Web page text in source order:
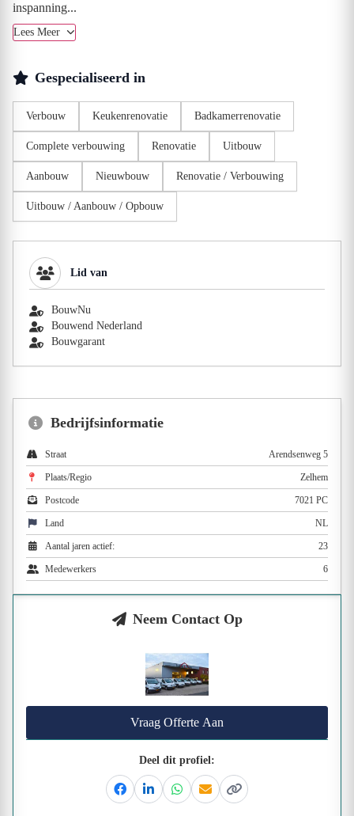
inspanning...
Lees Meer
Gespecialiseerd in
Verbouw Keukenrenovatie Badkamerrenovatie
Complete verbouwing Renovatie Uitbouw
Aanbouw Nieuwbouw Renovatie / Verbouwing
Uitbouw / Aanbouw / Opbouw
Lid van
BouwNu
Bouwend Nederland
Bouwgarant
Bedrijfsinformatie
Straat Arendsenweg 5
Plaats/Regio Zelhem
Postcode 7021 PC
Land NL
Aantal jaren actief: 23
Medewerkers 6
Neem Contact Op
Vraag Offerte Aan
Deel dit profiel:
FacebookLinkedinWhatsapp
EmailKopieer link